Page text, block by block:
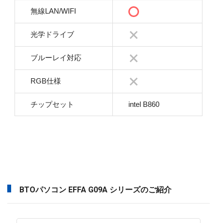
無線LAN/WIFI
光学ドライブ
ブルーレイ対応
RGB仕様
チップセット intel B860
BTOパソコン EFFA G09A シリーズのご紹介